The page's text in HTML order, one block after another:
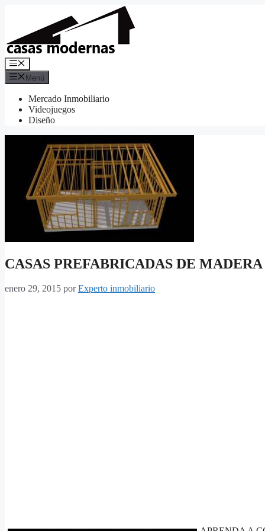
contenido
Menú
Menú
Mercado Inmobiliario
Videojuegos
Diseño
CASAS PREFABRICADAS DE
enero 29, 2015 porExperto inmobiliario